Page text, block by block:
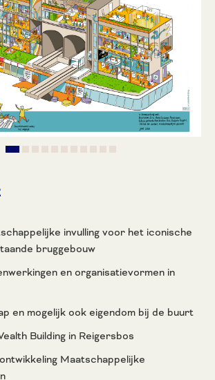
invulling voor het iconische
bruggebouw
en organisatievormen in
en mogelijk ook eigendom bij de buurt
Building in Reigersbos
Maatschappelijke